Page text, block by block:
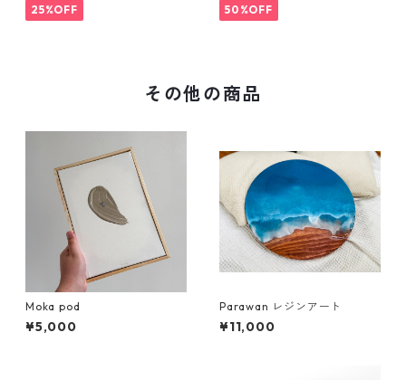
25%OFF 50%OFF
その他の商品
Moka pod
¥5,000
Parawan レジンアート
¥11,000